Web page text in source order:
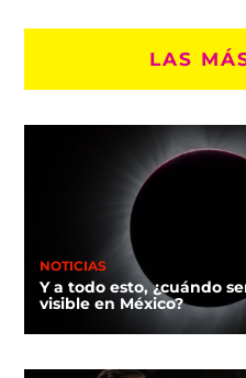
LAS
NOTICIAS
Y a todo esto, ¿cuándo
visible en México?